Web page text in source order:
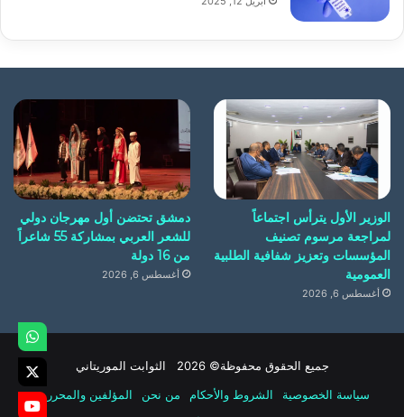
الوزير الأول يترأس اجتماعاً
لمراجعة مرسوم تصنيف
المؤسسات وتعزيز شفافية الطلبية
العمومية
أغسطس 6, 2026
دمشق تحتضن أول مهرجان دولي
للشعر العربي بمشاركة 55 شاعراً
من 16 دولة
أغسطس 6, 2026
جميع الحقوق محفوظة© 2026 الثوابت الموريتاني
سياسة الخصوصية
الشروط والأحكام من نحن
المؤلفين والمحررين